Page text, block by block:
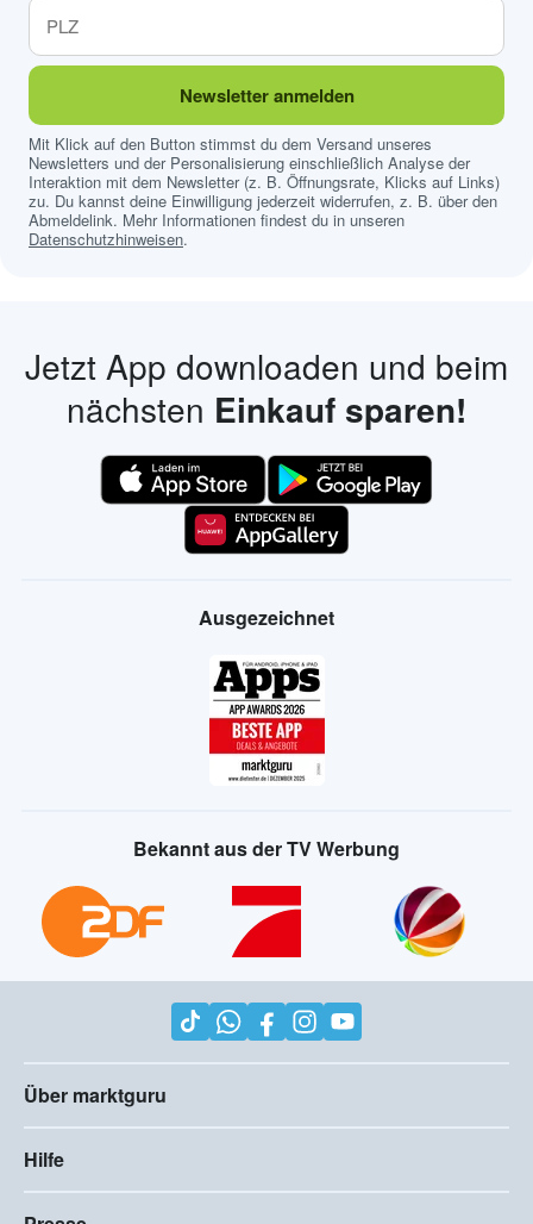
Newsletter anmelden
Mit Klick auf den Button stimmst du dem Versand unseres
Newsletters und der Personalisierung einschließlich Analyse der
Interaktion mit dem Newsletter (z. B. Öffnungsrate, Klicks auf Links)
zu. Du kannst deine Einwilligung jederzeit widerrufen, z. B. über den
Abmeldelink. Mehr Informationen findest du in unseren
Datenschutzhinweisen.
Jetzt App downloaden und beim
nächsten Einkauf sparen!
Ausgezeichnet
Bekannt aus der TV Werbung
Über marktguru
Hilfe